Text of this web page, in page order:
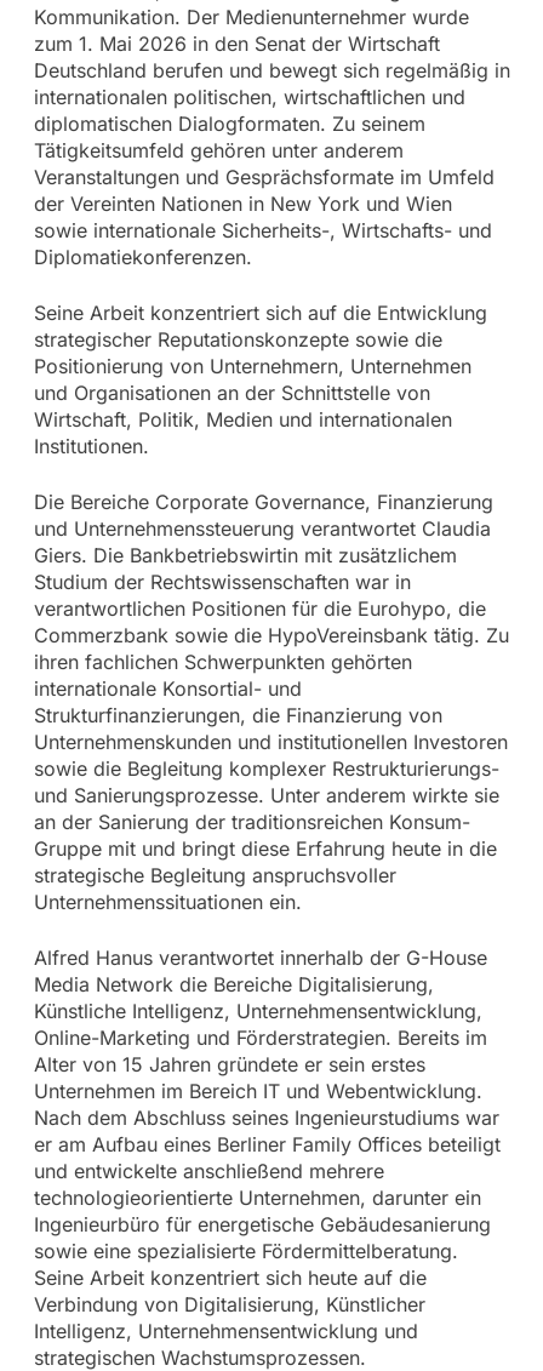
Kommunikation. Der Medienunternehmer wurde
zum 1. Mai 2026 in den Senat der Wirtschaft
Deutschland berufen und bewegt sich regelmäßig in
internationalen politischen, wirtschaftlichen und
diplomatischen Dialogformaten. Zu seinem
Tätigkeitsumfeld gehören unter anderem
Veranstaltungen und Gesprächsformate im Umfeld
der Vereinten Nationen in New York und Wien
sowie internationale Sicherheits-, Wirtschafts- und
Diplomatiekonferenzen.
Seine Arbeit konzentriert sich auf die Entwicklung
strategischer Reputationskonzepte sowie die
Positionierung von Unternehmern, Unternehmen
und Organisationen an der Schnittstelle von
Wirtschaft, Politik, Medien und internationalen
Institutionen.
Die Bereiche Corporate Governance, Finanzierung
und Unternehmenssteuerung verantwortet Claudia
Giers. Die Bankbetriebswirtin mit zusätzlichem
Studium der Rechtswissenschaften war in
verantwortlichen Positionen für die Eurohypo, die
Commerzbank sowie die HypoVereinsbank tätig. Zu
ihren fachlichen Schwerpunkten gehörten
internationale Konsortial- und
Strukturfinanzierungen, die Finanzierung von
Unternehmenskunden und institutionellen Investoren
sowie die Begleitung komplexer Restrukturierungs-
und Sanierungsprozesse. Unter anderem wirkte sie
an der Sanierung der traditionsreichen Konsum-
Gruppe mit und bringt diese Erfahrung heute in die
strategische Begleitung anspruchsvoller
Unternehmenssituationen ein.
Alfred Hanus verantwortet innerhalb der G-House
Media Network die Bereiche Digitalisierung,
Künstliche Intelligenz, Unternehmensentwicklung,
Online-Marketing und Förderstrategien. Bereits im
Alter von 15 Jahren gründete er sein erstes
Unternehmen im Bereich IT und Webentwicklung.
Nach dem Abschluss seines Ingenieurstudiums war
er am Aufbau eines Berliner Family Offices beteiligt
und entwickelte anschließend mehrere
technologieorientierte Unternehmen, darunter ein
Ingenieurbüro für energetische Gebäudesanierung
sowie eine spezialisierte Fördermittelberatung.
Seine Arbeit konzentriert sich heute auf die
Verbindung von Digitalisierung, Künstlicher
Intelligenz, Unternehmensentwicklung und
strategischen Wachstumsprozessen.